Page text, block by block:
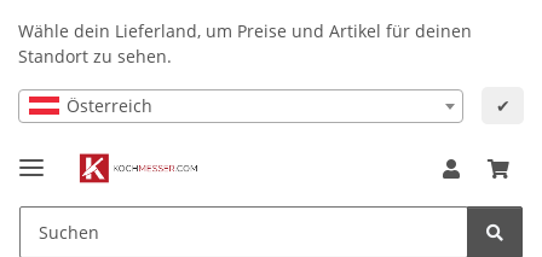
Wähle dein Lieferland, um Preise und Artikel für deinen
Standort zu sehen.
Österreich ✔